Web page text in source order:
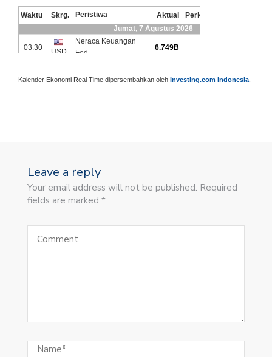
Kalender Ekonomi Real Time dipersembahkan oleh Investing.com Indonesia
Leave a reply
Your email address will not be published. Required
fields are marked *